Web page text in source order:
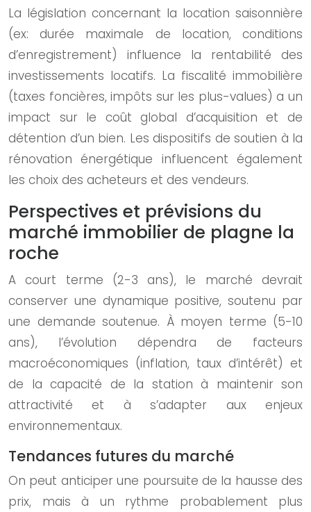
La législation concernant la location saisonnière
(ex: durée maximale de location, conditions
d’enregistrement) influence la rentabilité des
investissements locatifs. La fiscalité immobilière
(taxes foncières, impôts sur les plus-values) a un
impact sur le coût global d’acquisition et de
détention d’un bien. Les dispositifs de soutien à la
rénovation énergétique influencent également
les choix des acheteurs et des vendeurs.
Perspectives et prévisions du
marché immobilier de plagne la
roche
A court terme (2-3 ans), le marché devrait
conserver une dynamique positive, soutenu par
une demande soutenue. À moyen terme (5-10
ans), l’évolution dépendra de facteurs
macroéconomiques (inflation, taux d’intérêt) et
de la capacité de la station à maintenir son
attractivité et à s’adapter aux enjeux
environnementaux.
Tendances futures du marché
On peut anticiper une poursuite de la hausse des
prix, mais à un rythme probablement plus